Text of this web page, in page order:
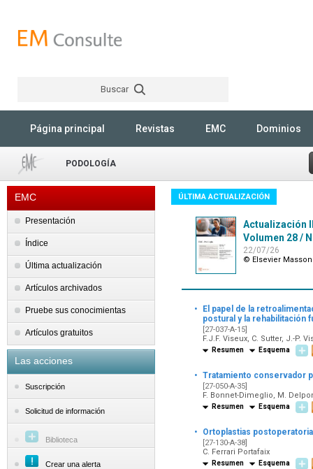
Buscar
Página principal Revistas EMC Dominios
PODOLOGÍA
EMC
Presentación
Índice
Última actualización
Artículos archivados
Pruebe sus conocimientas
Artículos gratuitos
Las acciones
Suscripción
Solicitud de información
Biblioteca
Crear una alerta
ÚLTIMA ACTUALIZACIÓN
Actualización
Volumen 28 /
22/07/26
© Elsevier Masson
·
El papel de la
postural y la rehabilitación
[27-037-A-15]
F.J.F. Viseux, C. Sutter, J.-P.
Resumen Esquema
· Tratamiento conservador
[27-050-A-35]
F. Bonnet-Dimeglio, M.
Resumen Esquema
· Ortoplastias
[27-130-A-38]
C. Ferrari Portafaix
Resumen Esquema